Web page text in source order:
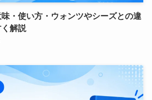
・使い方・ウォンツやシーズとの違
解説